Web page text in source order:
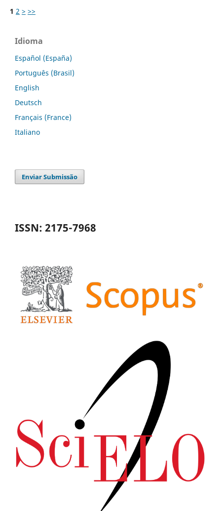
1 2 > >>
Idioma
Español (España)
Português (Brasil)
English
Deutsch
Français (France)
Italiano
Enviar Submissão
ISSN: 2175-7968